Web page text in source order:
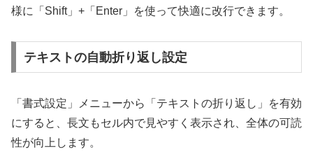
様に「Shift」+「Enter」を使って快適に改行できます。
テキストの自動折り返し設定
「書式設定」メニューから「テキストの折り返し」を有効
にすると、長文もセル内で見やすく表示され、全体の可読
性が向上します。